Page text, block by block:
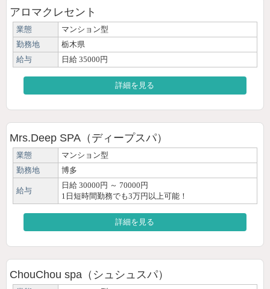
アロマクレセント
業態
マンション型
勤務地
栃木県
給与
日給 35000円
詳細を見る
Mrs.Deep SPA（ディープスパ）
業態
マンション型
勤務地
博多
給与
日給 30000円 ～ 70000円
1日短時間勤務でも3万円以上可能！
詳細を見る
ChouChou spa（シュシュスパ）